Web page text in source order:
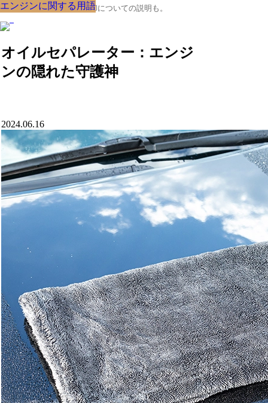
クルマの大辞典、購入･売却についての説明も。
オイルセパレーター：エンジ
ンの隠れた守護神
エンジンに関する用語
2024.06.16
エンジンに関する用語
エンジンに関する用語
エンジンに関する用語
エンジンに関する用語
エンジンに関する用語
エンジンに関する用語
エンジンに関する用語
エンジンに関する用語